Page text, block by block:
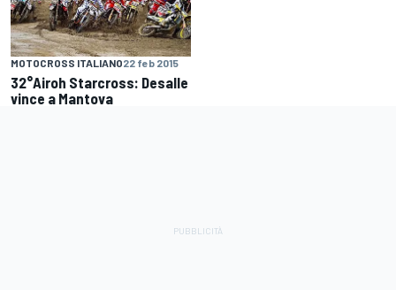
MOTOCROSS ITALIANO22 feb 2015
32°Airoh Starcross: Desalle
vince a Mantova